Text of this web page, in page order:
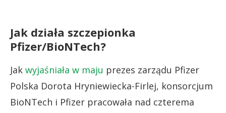
Jak działa szczepionka
Pfizer/BioNTech?
Jak wyjaśniała w maju prezes zarządu Pfizer
Polska Dorota Hryniewiecka-Firlej, konsorcjum
BioNTech i Pfizer pracowała nad czterema